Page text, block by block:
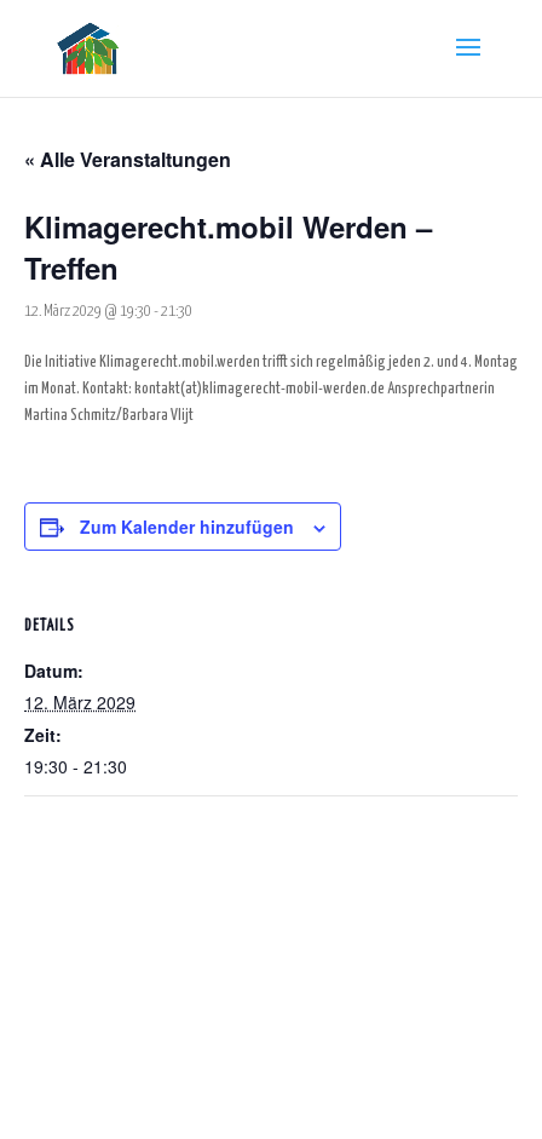
« Alle Veranstaltungen
Klimagerecht.mobil Werden –
Treffen
12. März 2029 @ 19:30 -21:30
Die Initiative Klimagerecht.mobil.werden trifft sich regelmäßig jeden 2. und 4. Montag
im Monat. Kontakt: kontakt(at)klimagerecht-mobil-werden.de Ansprechpartnerin
Martina Schmitz/Barbara Vlijt
Zum Kalender hinzufügen
DETAILS
Datum:
12. März 2029
Zeit:
19:30 - 21:30